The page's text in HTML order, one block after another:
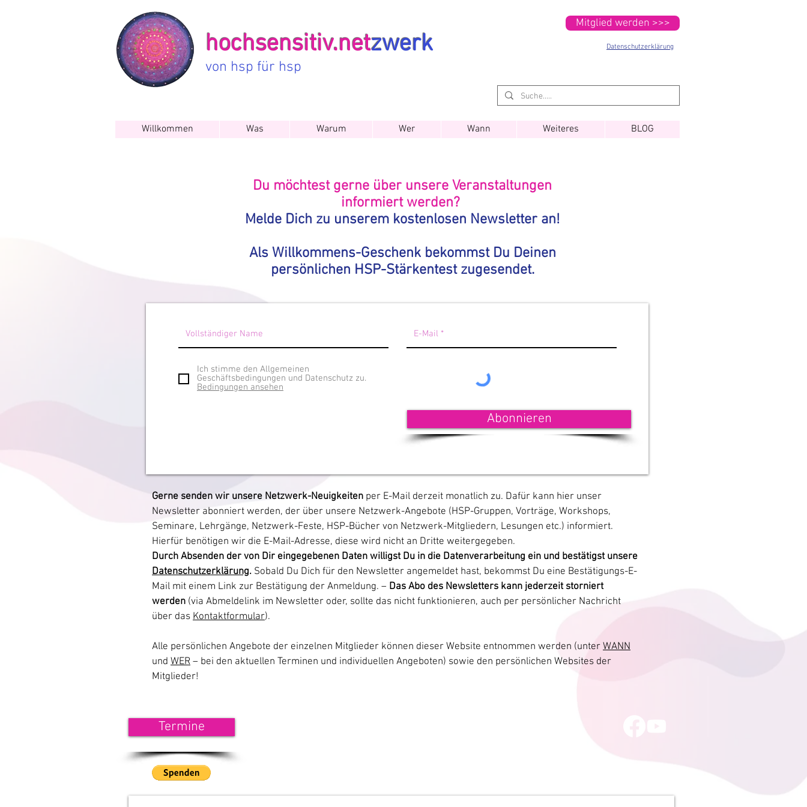
hochsensitiv.netzwerk
von hsp für hsp
Mitglied werden >>>
Datenschutzerklärung
Willkommen Was Warum Wer Wann Weiteres BLOG
Du möchtest gerne über unsere Veranstaltungen
informiert werden?
Melde Dich zu unserem kostenlosen Newsletter an!
Als Willkommens-Geschenk bekommst Du Deinen
persönlichen HSP-Stärkentest zugesendet.
Ich stimme den Allgemeinen
Geschäftsbedingungen und Datenschutz zu.
Bedingungen ansehen
Abonnieren
Gerne senden wir unsere Netzwerk-Neuigkeiten per E-Mail derzeit monatlich zu. Dafür kann hier unser
Newsletter abonniert werden, der über unsere Netzwerk-Angebote (HSP-Gruppen, Vorträge, Workshops,
Seminare, Lehrgänge, Netzwerk-Feste, HSP-Bücher von Netzwerk-Mitgliedern, Lesungen etc.) informiert.
Hierfür benötigen wir die E-Mail-Adresse, diese wird nicht an Dritte weitergegeben.
Durch Absenden der von Dir eingegebenen Daten willigst Du in die Datenverarbeitung ein und bestätigst unsere
Datenschutzerklärung. Sobald Du Dich für den Newsletter angemeldet hast, bekommst Du eine Bestätigungs-E-
Mail mit einem Link zur Bestätigung der Anmeldung. – Das Abo des Newsletters kann jederzeit storniert
werden (via Abmeldelink im Newsletter oder, sollte das nicht funktionieren, auch per persönlicher Nachricht
über das Kontaktformular).
Alle persönlichen Angebote der einzelnen Mitglieder können dieser Website entnommen werden (unter WANN
und WER – bei den aktuellen Terminen und individuellen Angeboten) sowie den persönlichen Websites der
Mitglieder!
Termine